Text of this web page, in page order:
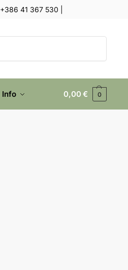
+386 41 367 530
Info 0,00€ 0